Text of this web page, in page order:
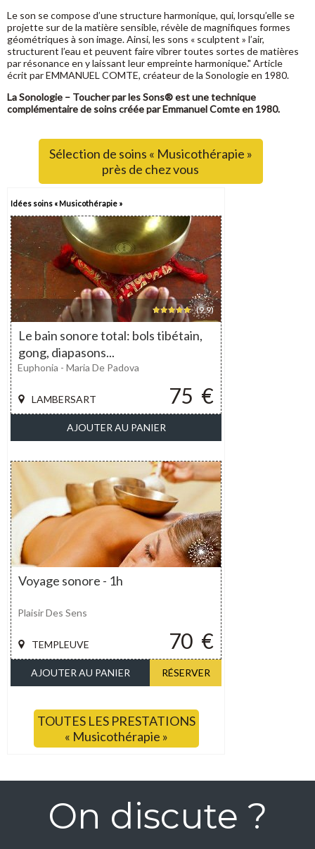
Le son se compose d’une structure harmonique, qui, lorsqu’elle se
projette sur de la matière sensible, révèle de magnifiques formes
géométriques à son image. Ainsi, les sons « sculptent » l’air,
structurent l’eau et peuvent faire vibrer toutes sortes de matières
par résonance en y laissant leur empreinte harmonique." Article
écrit par EMMANUEL COMTE, créateur de la Sonologie en 1980.
La Sonologie – Toucher par les Sons® est une technique
complémentaire de soins créée par Emmanuel Comte en 1980.
Sélection de soins « Musicothérapie »
près de chez vous
Idées soins « Musicothérapie »
(9,9)
Le bain sonore total: bols tibétain,
gong, diapasons...
75 €
LAMBERSART
Euphonia - Maria De Padova
AJOUTER AU PANIER
Voyage sonore - 1h
70 €
TEMPLEUVE
Plaisir Des Sens
AJOUTER AU PANIER RÉSERVER
TOUTES LES PRESTATIONS
« Musicothérapie »
On discute ?